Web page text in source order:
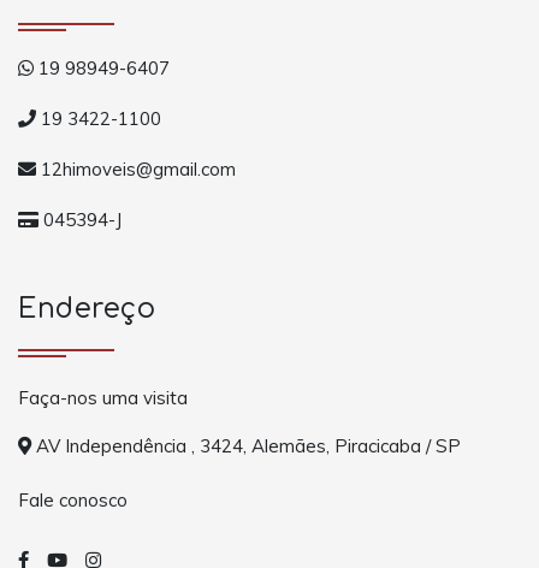
19 98949-6407
19 3422-1100
12himoveis@gmail.com
045394-J
Endereço
Faça-nos uma visita
AV Independência , 3424, Alemães, Piracicaba / SP
Fale conosco